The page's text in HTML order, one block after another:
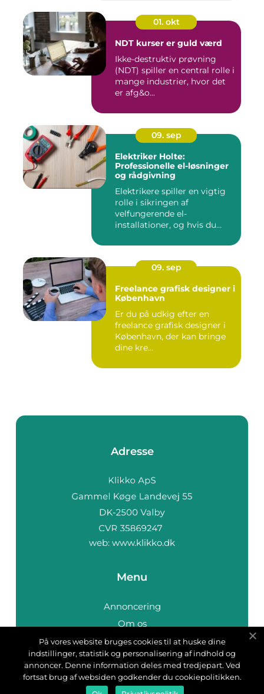
01. okt
NDT kurser er guld værd
Ikke-destruktiv prøvning
(NDT) spiller en central rolle i
mange industrier, hvor det
er afg&o...
09. sep
Elektriker Holte:
Professionelle el-løsninger
og rådgivning
Elektrikere spiller en vigtig
rolle i sikringen af
velfungerende el-
installationer, og hvis du
09. sep
Freelance grafisk designer i
København
Er du på udkig efter en
freelance grafisk designer i
København, der kan bringe
dine kre...
Adresse
web: www.klikko.dk
Menu
Annoncering
Om os
Cookies
Kontakt os
Sitemap
På vores website bruges cookies til at huske dine
indstillinger, statistik og personalisering af indhold og
annoncer. Denne information deles med tredjepart. Ved
fortsat brug af websiden godkender du cookiepolitikken.